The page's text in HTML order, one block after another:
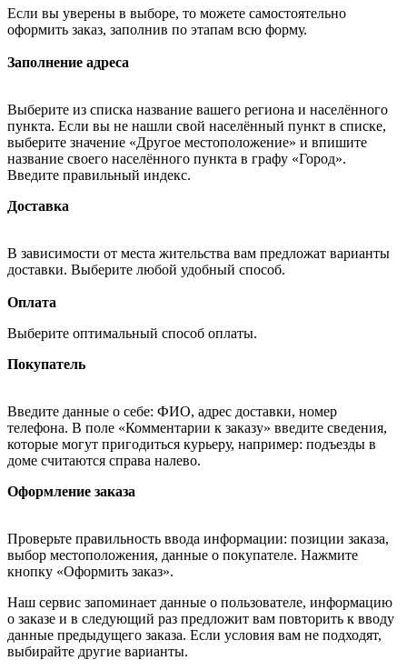
Если вы уверены в выборе, то можете самостоятельно
оформить заказ, заполнив по этапам всю форму.
Заполнение адреса
Выберите из списка название вашего региона и населённого
пункта. Если вы не нашли свой населённый пункт в списке,
выберите значение «Другое местоположение» и впишите
название своего населённого пункта в графу «Город».
Введите правильный индекс.
Доставка
В зависимости от места жительства вам предложат варианты
доставки. Выберите любой удобный способ.
Оплата
Выберите оптимальный способ оплаты.
Покупатель
Введите данные о себе: ФИО, адрес доставки, номер
телефона. В поле «Комментарии к заказу» введите сведения,
которые могут пригодиться курьеру, например: подъезды в
доме считаются справа налево.
Оформление заказа
Проверьте правильность ввода информации: позиции заказа,
выбор местоположения, данные о покупателе. Нажмите
кнопку «Оформить заказ».
Наш сервис запоминает данные о пользователе, информацию
о заказе и в следующий раз предложит вам повторить к вводу
данные предыдущего заказа. Если условия вам не подходят,
выбирайте другие варианты.